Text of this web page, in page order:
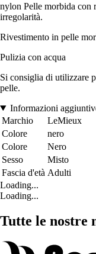
nylon Pelle morbida con
irregolarità.
Rivestimento in pelle
Pulizia con acqua
Si consiglia di utilizzare
pelle.
Informazioni
Marchio
LeMieux
Colore
nero
Colore
Nero
Sesso
Misto
Fascia d'età Adulti
Loading...
Loading...
Tutte le nostre